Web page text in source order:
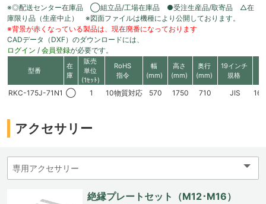
※◎配送センター在庫品 ◯組立品/工場在庫品 ●受注生産品/取寄品 △在
庫限り品（生産中止） ※図面ファイルは機種により公開しております。
※背景が赤くなっている製品は、現在廃番になっております
CADデータ（DXF）のダウンロードには、
ログイン / 会員登録が必要です。
型番
在
庫
販売
単位
(1ｾｯﾄ)
RoHS
指令
幅
(mm)
高さ
(mm)
奥行
(mm)
19インチ
規格
RKC-175J-71N1 ◯ 1 10物質対応 570 1750 710 JIS
アクセサリー
絶縁プレートセット（M12･M16）